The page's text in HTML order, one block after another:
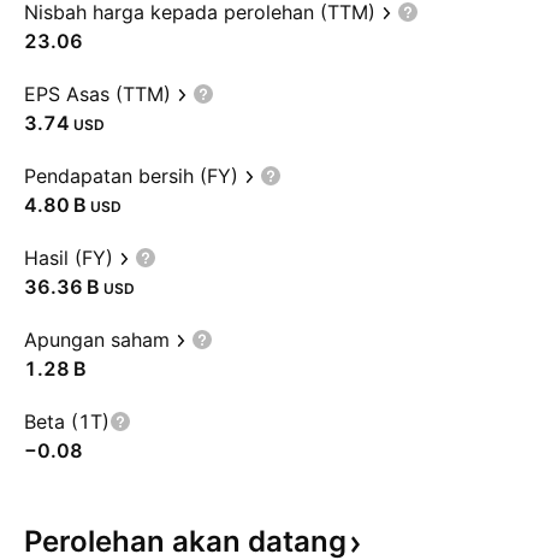
Nisbah harga kepada perolehan (TTM)
23.06
EPS Asas (TTM)
3.74 USD
Pendapatan bersih (FY)
‪4.80 B‬ USD
Hasil (FY)
‪36.36 B‬ USD
Apungan saham
‪1.28 B‬
Beta (1T)
−0.08
Perolehan akan datang